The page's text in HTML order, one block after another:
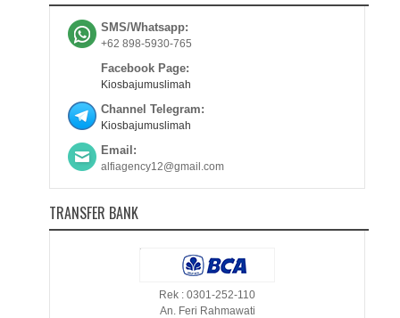
SMS/Whatsapp:
+62 898-5930-765
Facebook Page:
Kiosbajumuslimah
Channel Telegram:
Kiosbajumuslimah
Email:
alfiagency12@gmail.com
TRANSFER BANK
Rek : 0301-252-110
An. Feri Rahmawati